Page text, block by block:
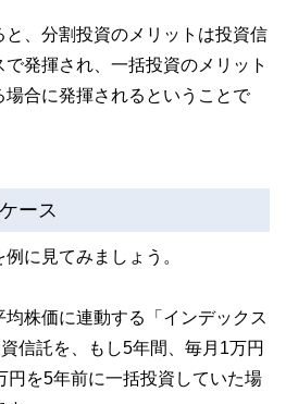
と、分割投資のメリットは投資信
発揮され、一括投資のメリット
合に発揮されるということで
ース
に見てみましょう。
株価に連動する「インデックス
信託を、もし5年間、毎月1万円
円を5年前に一括投資していた場